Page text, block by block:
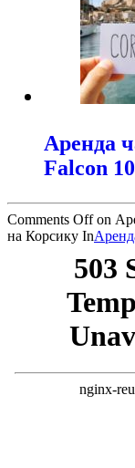
Аренда
Falcon
Comments Offon
на Корсику In